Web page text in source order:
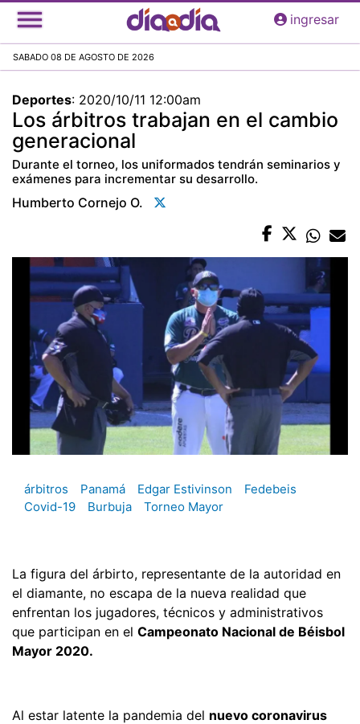
Pasar
al
principal
ingresar
SABADO 08 DE AGOSTO DE 2026
Deportes: 2020/10/11 12:00am
Los árbitros trabajan en el cambio
generacional
Durante el torneo, los uniformados tendrán seminarios y
exámenes para incrementar su desarrollo.
Humberto Cornejo O.
árbitros Panamá Edgar Estivinson
Fedebeis
Covid-19
Burbuja Torneo Mayor
La figura del árbirto, representante de la autoridad en
el diamante, no escapa de la nueva realidad que
enfrentan los jugadores, técnicos y administrativos
que participan en el Campeonato Nacional de Béisbol
Mayor 2020.
Al estar latente la pandemia del nuevo coronavirus